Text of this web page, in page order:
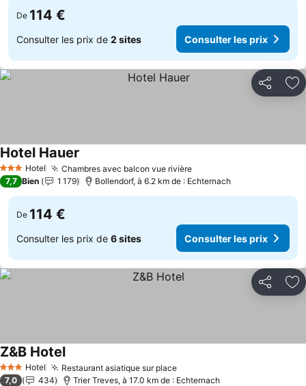
De 114 €
Consulter les prix de 2 sites Consulter les prix
Partager
3 ÉtoilesHotel Chambres avec balcon vue rivière
Hotel Hauer
7,7 Bien 1 179 Bollendorf, à 6.2 km de : Echternach
De 114 €
Consulter les prix de 6 sites Consulter les prix
Partager
3 ÉtoilesHotel Restaurant asiatique sur place
Z&B Hotel
7,0 434 Trier Treves, à 17.0 km de : Echternach